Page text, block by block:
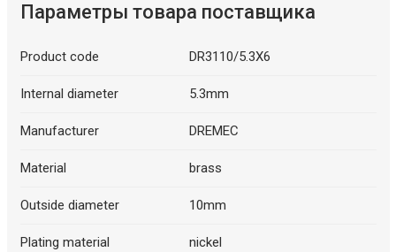
Параметры товара поставщика
Product code DR3110/5.3X6
Internal diameter 5.3mm
Manufacturer DREMEC
Material brass
Outside diameter 10mm
Plating material nickel